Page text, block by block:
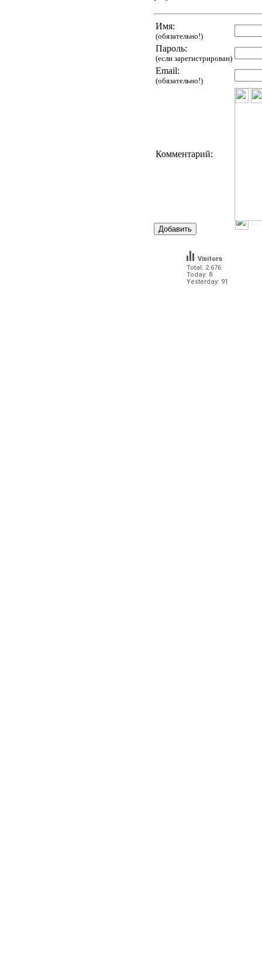
Имя:
(обязательно!)
Пароль:
(если зарегистрирован)
Email:
(обязательно!)
Комментарий:
Total: 2 676
Today: 8
Yesterday: 91
Visitors